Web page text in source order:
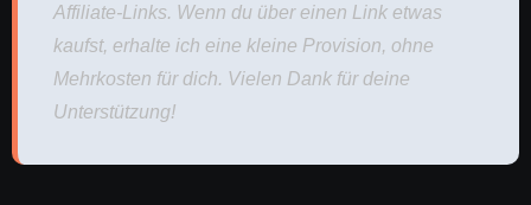
Affiliate-Links. Wenn du über einen Link etwas
kaufst, erhalte ich eine kleine Provision, ohne
Mehrkosten für dich. Vielen Dank für deine
Unterstützung!